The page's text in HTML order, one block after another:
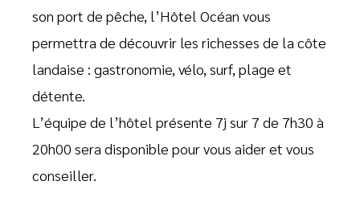
son port de pêche, l’Hôtel Océan vous
permettra de découvrir les richesses de la côte
landaise : gastronomie, vélo, surf, plage et
détente.
L’équipe de l’hôtel présente 7j sur 7 de 7h30 à
20h00 sera disponible pour vous aider et vous
conseiller.